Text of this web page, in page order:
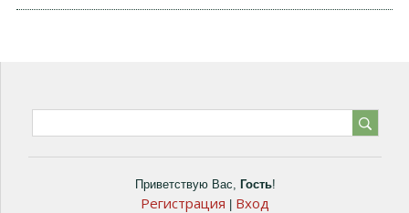
Приветствую Вас, Гость!
Регистрация Вход